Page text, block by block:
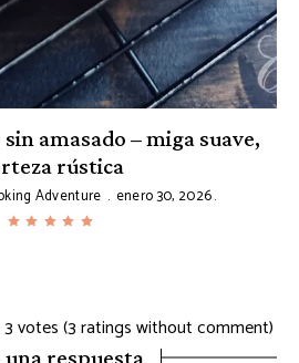
amasado – miga suave,
rústica
Adventure enero 30, 2026
votes (3 ratings without comment)
una respuesta